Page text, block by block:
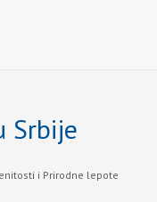
Srbije
i Prirodne lepote